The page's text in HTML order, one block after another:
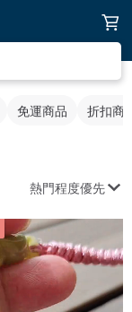
免運商品 折扣商
熱門程度優先